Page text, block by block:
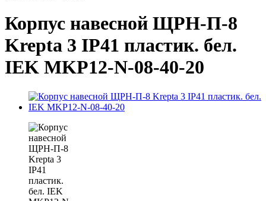
Корпус навесной ЩРН-П-8
Krepta 3 IP41 пластик. бел.
IEK MKP12-N-08-40-20